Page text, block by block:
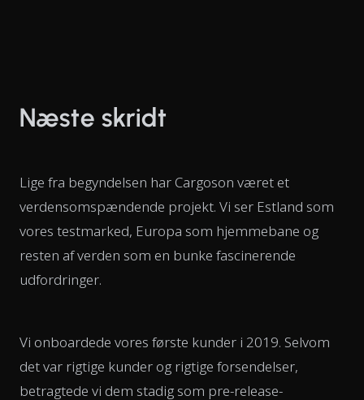
Næste skridt
Lige fra begyndelsen har Cargoson været et
verdensomspændende projekt. Vi ser Estland som
vores testmarked, Europa som hjemmebane og
resten af verden som en bunke fascinerende
udfordringer.
Vi onboardede vores første kunder i 2019. Selvom
det var rigtige kunder og rigtige forsendelser,
betragtede vi dem stadig som pre-release-